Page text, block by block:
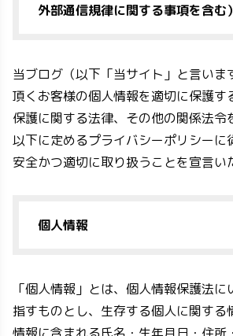
外部通信規律に関する事項を含む）
当ブログ（以下「当サイト」と言いま
頂くお客様の個人情報を適切に保護す
保護に関する法律、その他の関係法令
以下に定めるプライバシーポリシーに
安全かつ適切に取り扱うことを宣言い
個人情報
「個人情報」とは、個人情報保護法に
指すものとし、生存する個人に関する